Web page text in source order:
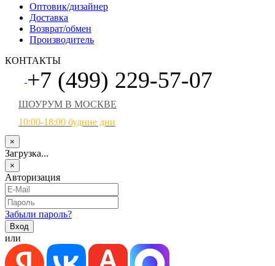
Оптовик/дизайнер
Доставка
Возврат/обмен
Производитель
КОНТАКТЫ
+7 (499) 229-57-07
ШОУРУМ В МОСКВЕ
10:00-18:00 будние дни
×
Загрузка...
×
Авторизация
Забыли пароль?
или